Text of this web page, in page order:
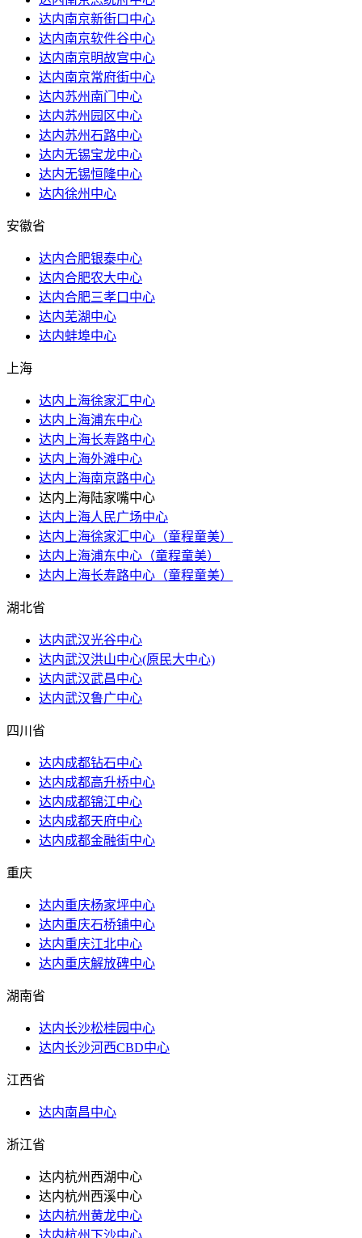
达内南京新街口中心
达内南京软件谷中心
达内南京明故宫中心
达内南京常府街中心
达内苏州南门中心
达内苏州园区中心
达内苏州石路中心
达内无锡宝龙中心
达内无锡恒隆中心
达内徐州中心
安徽省
达内合肥银泰中心
达内合肥农大中心
达内合肥三孝口中心
达内芜湖中心
达内蚌埠中心
上海
达内上海徐家汇中心
达内上海浦东中心
达内上海长寿路中心
达内上海外滩中心
达内上海南京路中心
达内上海陆家嘴中心
达内上海人民广场中心
达内上海徐家汇中心（童程童美）
达内上海浦东中心（童程童美）
达内上海长寿路中心（童程童美）
湖北省
达内武汉光谷中心
达内武汉洪山​中心(原民大中心)
达内武汉武昌中心
达内武汉鲁广中心
四川省
达内成都钻石中心
达内成都高升桥中心
达内成都锦江中心
达内成都天府中心
达内成都金融街中心
重庆
达内重庆杨家坪中心
达内重庆石桥铺中心
达内重庆江北中心
达内重庆解放碑中心
湖南省
达内长沙松桂园中心
达内长沙河西CBD中心
江西省
达内南昌中心
浙江省
达内杭州西湖中心
达内杭州西溪中心
达内杭州黄龙中心
达内杭州下沙中心